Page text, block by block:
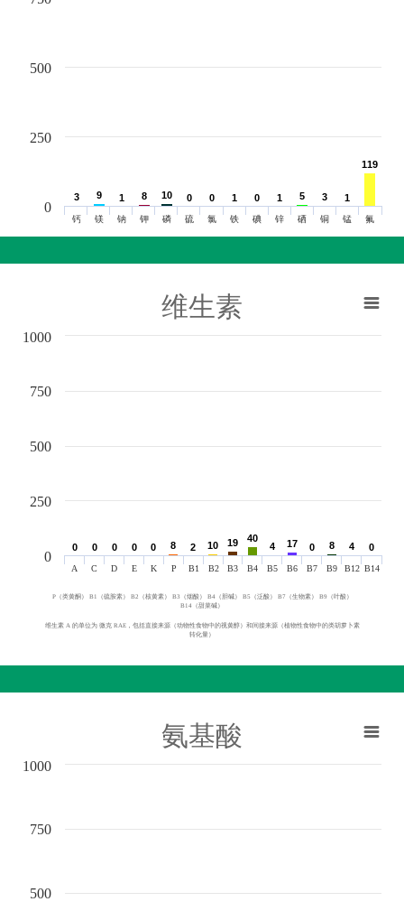
3
3 9
9 1
1 8
8 10
10 0
0 0
0 1
1 0
0 1
1 5
5 3
3 1
1
119
119
钙 镁 钠 钾 磷 硫 氯 铁 碘 锌 硒 铜 锰 氟
0
250
500
维生素
0
0 0
0 0
0 0
0 0
0 8
8 2
2 10
10 19
19 40
40
4
4 17
17 0
0 8
8 4
4 0
0
A C D E K P B1 B2 B3 B4 B5 B6 B7 B9 B12 B14
0
250
500
750
1000
P（类黄酮） B1（硫胺素） B2（核黄素） B3（烟酸） B4（胆碱） B5（泛酸） B7（生物素） B9（叶酸）
B14（甜菜碱）
维生素 A 的单位为 微克 RAE，包括直接来源（动物性食物中的视黄醇）和间接来源（植物性食物中的类胡萝卜素
转化量）
氨基酸
500
750
1000